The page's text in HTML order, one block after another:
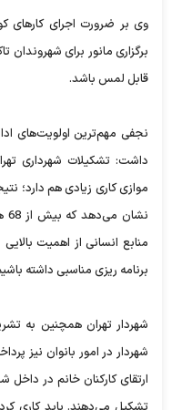
وی بر ضرورت اجرای کارهای
برگزاری مانور برای شهروندان
قابل لمس باشد.
نجفی مهم‌ترین اولویت‌های
داشت: تشکیلات شهرداری
موازی کاری زیادی هم دارد؛
منابع انسانی از اهمیت
برنامه ریزی مناسبی داشته
شهردار تهران همچنین به
شهردار در امور بانوان نیز
ارتقای کارکنان خانم در